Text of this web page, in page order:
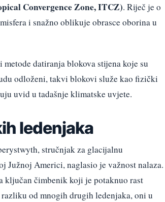
Convergence Zone, ITCZ). Riječ je o
i snažno oblikuje obrasce oborina u
datiranja blokova stijena koje su
odloženi, takvi blokovi služe kao fizički
uvid u tadašnje klimatske uvjete.
ledenjaka
stručnjak za glacijalnu
Južnoj Americi, naglasio je važnost nalaza.
ključan čimbenik koji je potaknuo rast
od mnogih drugih ledenjaka, oni u